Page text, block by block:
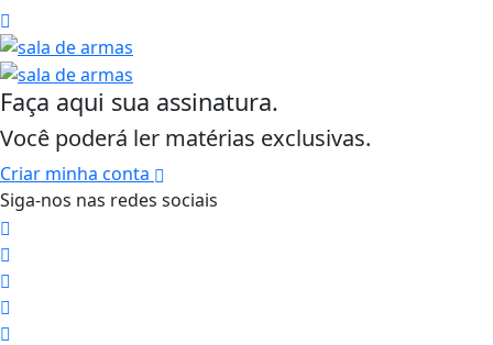
Faça aqui sua assinatura.
Você poderá ler matérias exclusivas.
Criar minha conta
Siga-nos nas redes sociais